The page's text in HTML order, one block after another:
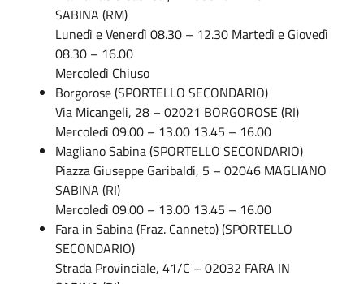
SABINA (RM)
Lunedì e Venerdì 08.30 – 12.30 Martedì e Giovedì
08.30 – 16.00
Mercoledì Chiuso
Borgorose (SPORTELLO SECONDARIO)
Via Micangeli, 28 – 02021 BORGOROSE (RI)
Mercoledì 09.00 – 13.00 13.45 – 16.00
Magliano Sabina (SPORTELLO SECONDARIO)
Piazza Giuseppe Garibaldi, 5 – 02046 MAGLIANO
SABINA (RI)
Mercoledì 09.00 – 13.00 13.45 – 16.00
Fara in Sabina (Fraz. Canneto) (SPORTELLO
SECONDARIO)
Strada Provinciale, 41/C – 02032 FARA IN